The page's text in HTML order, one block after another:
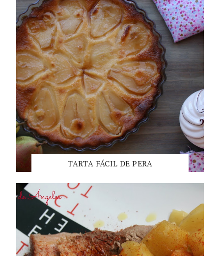
TARTA FÁCIL DE PERA